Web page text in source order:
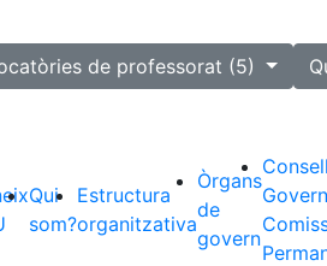
de professorat (5)
Qui
som?
Estructura
organitzativa
Òrgans
de
govern